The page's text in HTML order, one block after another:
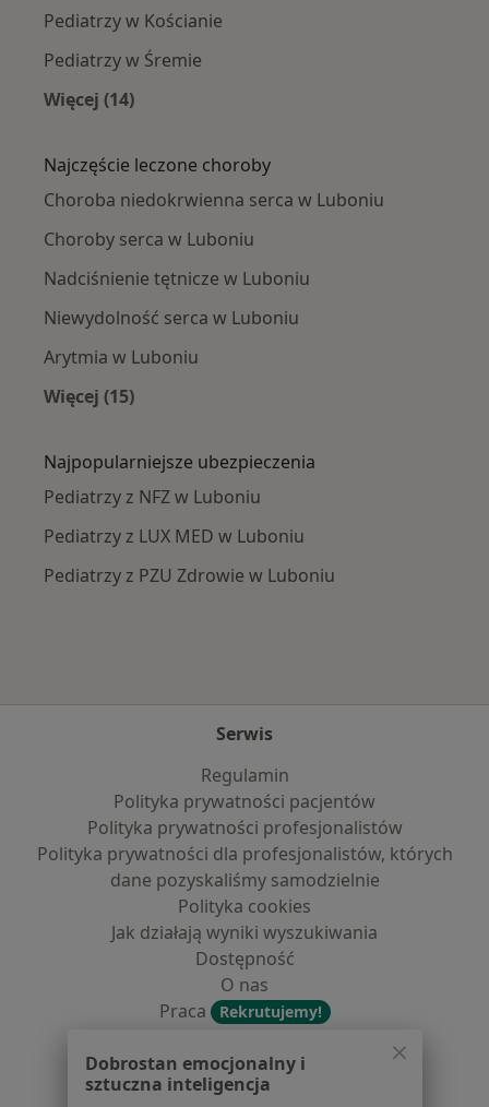
Pediatrzy w Kościanie
Pediatrzy w Śremie
Więcej (14)
Najczęście leczone choroby
Choroba niedokrwienna serca w Luboniu
Choroby serca w Luboniu
Nadciśnienie tętnicze w Luboniu
Niewydolność serca w Luboniu
Arytmia w Luboniu
Więcej (15)
Najpopularniejsze ubezpieczenia
Pediatrzy z NFZ w Luboniu
Pediatrzy z LUX MED w Luboniu
Pediatrzy z PZU Zdrowie w Luboniu
Serwis
Regulamin
Polityka prywatności pacjentów
Polityka prywatności profesjonalistów
Polityka prywatności dla profesjonalistów, których
dane pozyskaliśmy samodzielnie
Polityka cookies
Jak działają wyniki wyszukiwania
Dostępność
O nas
Praca
Rekrutujemy!
Centrum prasowe
Kontakt
Dobrostan emocjonalny i
sztuczna inteligencja